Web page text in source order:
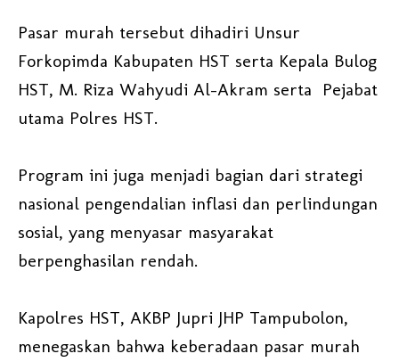
Pasar murah tersebut dihadiri Unsur
Forkopimda Kabupaten HST serta Kepala Bulog
HST, M. Riza Wahyudi Al-Akram serta Pejabat
utama Polres HST.
Program ini juga menjadi bagian dari strategi
nasional pengendalian inflasi dan perlindungan
sosial, yang menyasar masyarakat
berpenghasilan rendah.
Kapolres HST, AKBP Jupri JHP Tampubolon,
menegaskan bahwa keberadaan pasar murah